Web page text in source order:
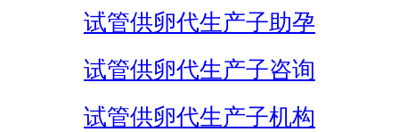
试管供卵代生产子助孕
试管供卵代生产子咨询
试管供卵代生产子机构